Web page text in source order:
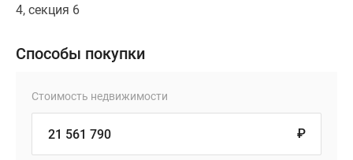
4, секция 6
Способы покупки
Стоимость недвижимости
₽